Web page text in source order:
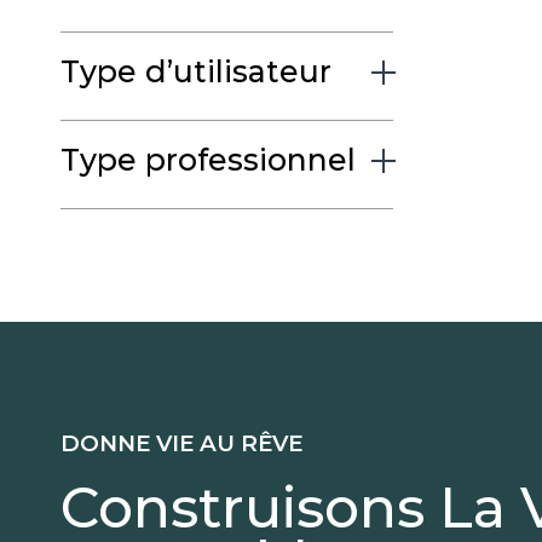
Type d’utilisateur
Type professionnel
DONNE VIE AU RÊVE
Construisons La